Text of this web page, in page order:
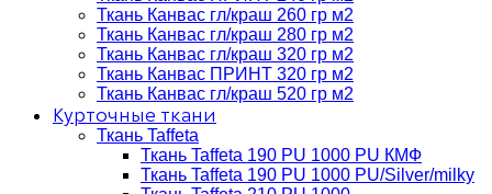
Ткань Канвас гл/краш 260 гр м2
Ткань Канвас гл/краш 280 гр м2
Ткань Канвас гл/краш 320 гр м2
Ткань Канвас ПРИНТ 320 гр м2
Ткань Канвас гл/краш 520 гр м2
Курточные ткани
Ткань Taffeta
Ткань Taffeta 190 PU 1000 PU КМФ
Ткань Taffeta 190 PU 1000 PU/Silver/milky